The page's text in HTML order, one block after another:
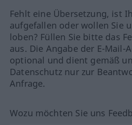
Fehlt eine Übersetzung, ist
aufgefallen oder wollen Sie
loben? Füllen Sie bitte das
aus. Die Angabe der E-Mail-
optional und dient gemäß
Datenschutz nur zur
Anfrage.
Wozu möchten Sie uns